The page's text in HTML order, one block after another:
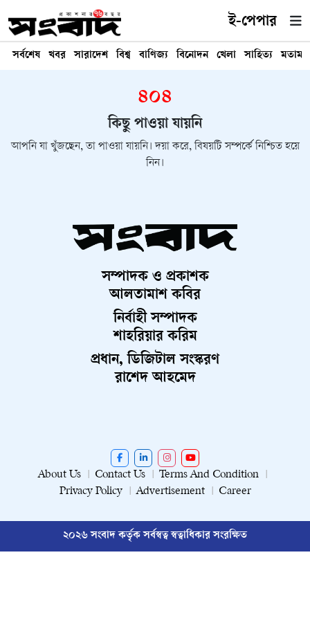
ই-পেপার
সর্বশেষ খবর সারাদেশ বিশ্ব বাণিজ্য বিনোদন খেলা সাহিত্য মতামত
৪০৪
কিছু পাওয়া যায়নি
আপনি যা খুঁজছেন, তা পাওয়া যায়নি। দয়া করে, বিষয়টি সম্পর্কে নিশ্চিত হয়ে
নিন।
সম্পাদক ও প্রকাশক
আলতামাশ কবির
নির্বাহী সম্পাদক
শাহরিয়ার করিম
প্রধান, ডিজিটাল সংস্করণ
রাশেদ আহমেদ
About Us Contact Us
Terms And Condition
Privacy Policy
Advertisement Career
২০২৬ সংবাদ কর্তৃক সর্বস্বত্ব স্বত্বাধিকার সংরক্ষিত